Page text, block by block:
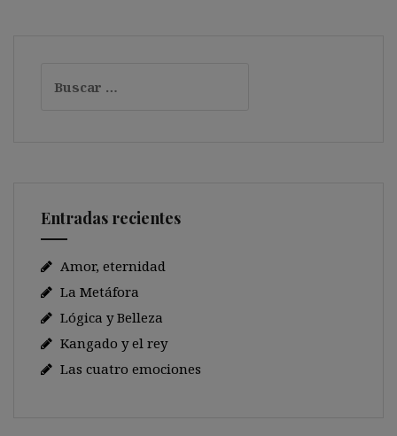
Entradas recientes
Amor, eternidad
La Metáfora
Lógica y Belleza
Kangado y el rey
Las cuatro emociones